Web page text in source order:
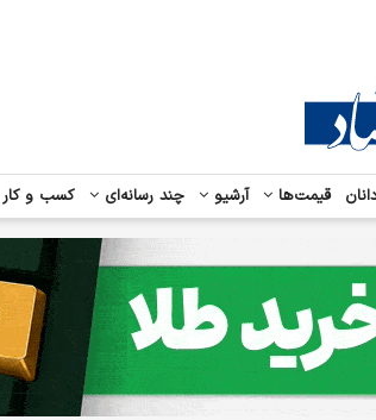
قیمت‌ها آرشیو چند رسانه‌ای کسب و کار